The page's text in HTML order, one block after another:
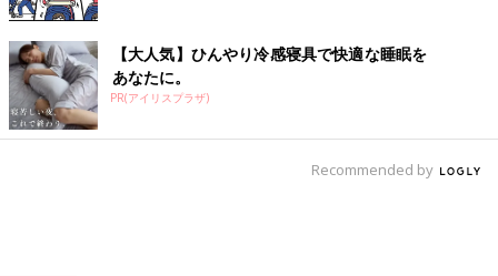
【大人気】ひんやり冷感寝具で快適な睡眠を
あなたに。
PR(アイリスプラザ)
Recommended by